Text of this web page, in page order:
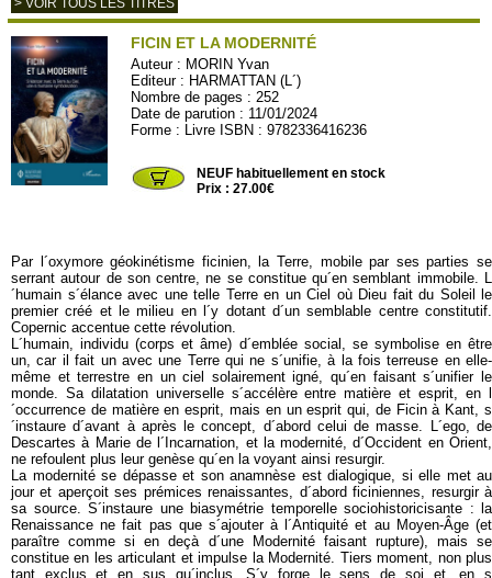
> VOIR TOUS LES TITRES
FICIN ET LA MODERNITÉ
Auteur : MORIN Yvan
Editeur : HARMATTAN (L´)
Nombre de pages : 252
Date de parution : 11/01/2024
Forme : Livre ISBN : 9782336416236
NEUF habituellement en stock
Prix : 27.00€
Par l´oxymore géokinétisme ficinien, la Terre, mobile par ses parties se
serrant autour de son centre, ne se constitue qu´en semblant immobile. L
´humain s´élance avec une telle Terre en un Ciel où Dieu fait du Soleil le
premier créé et le milieu en l´y dotant d´un semblable centre constitutif.
Copernic accentue cette révolution.
L´humain, individu (corps et âme) d´emblée social, se symbolise en être
un, car il fait un avec une Terre qui ne s´unifie, à la fois terreuse en elle-
même et terrestre en un ciel solairement igné, qu´en faisant s´unifier le
monde. Sa dilatation universelle s´accélère entre matière et esprit, en l
´occurrence de matière en esprit, mais en un esprit qui, de Ficin à Kant, s
´instaure d´avant à après le concept, d´abord celui de masse. L´ego, de
Descartes à Marie de l´Incarnation, et la modernité, d´Occident en Orient,
ne refoulent plus leur genèse qu´en la voyant ainsi resurgir.
La modernité se dépasse et son anamnèse est dialogique, si elle met au
jour et aperçoit ses prémices renaissantes, d´abord ficiniennes, resurgir à
sa source. S´instaure une biasymétrie temporelle sociohistoricisante : la
Renaissance ne fait pas que s´ajouter à l´Antiquité et au Moyen-Âge (et
paraître comme si en deçà d´une Modernité faisant rupture), mais se
constitue en les articulant et impulse la Modernité. Tiers moment, non plus
tant exclus et en sus qu´inclus. S´y forge le sens de soi et, en s